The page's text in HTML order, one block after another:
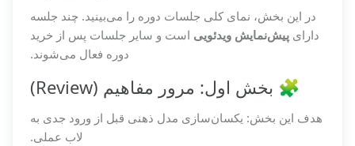
در این بخش، نمای کلی جلسات دوره را می‌بینید. چند جلسه
دارایپیش‌نمایش ویدئویی است و سایر جلسات پس از خرید
دوره فعال می‌شوند.
🧩 بخش اول: مرور مفاهیم (Review)
هدف این بخش: یکسان‌سازی مدل ذهنی قبل از ورود جدی به
لاب عملی.